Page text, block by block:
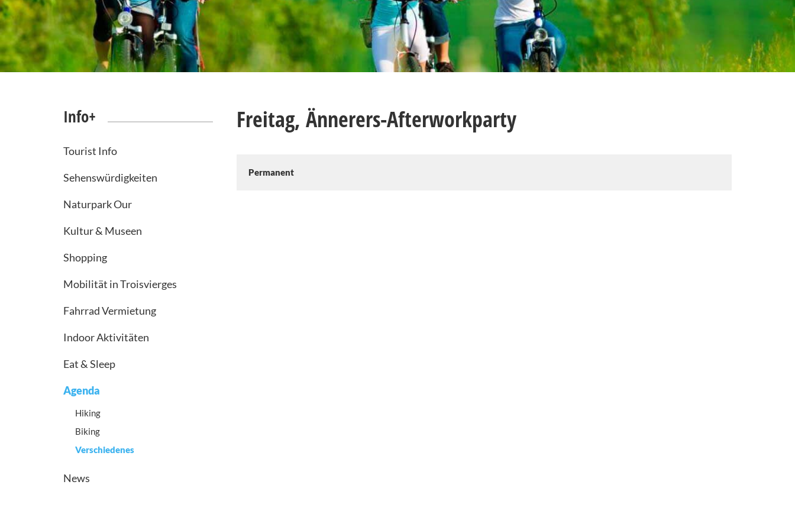
Info+
Tourist Info
Sehenswürdigkeiten
Naturpark Our
Kultur & Museen
Shopping
Mobilität in Troisvierges
Fahrrad Vermietung
Indoor Aktivitäten
Eat & Sleep
Agenda
Hiking
Biking
Verschiedenes
News
Freitag, Ännerers-Afterworkparty
Permanent